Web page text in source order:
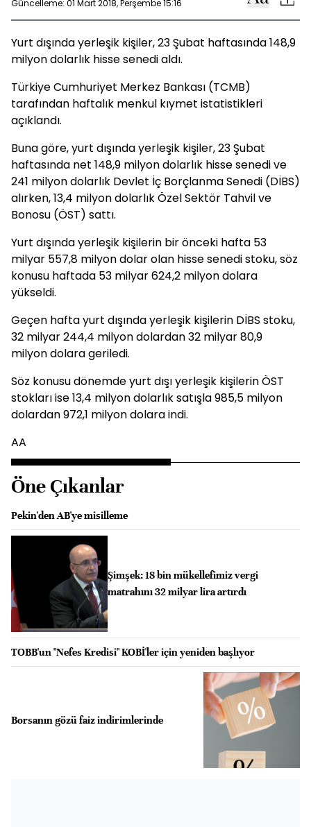
Güncelleme: 01 Mart 2018, Perşembe 15:16
Yurt dışında yerleşik kişiler, 23 Şubat haftasında 148,9
milyon dolarlık hisse senedi aldı.
Türkiye Cumhuriyet Merkez Bankası (TCMB)
tarafından haftalık menkul kıymet istatistikleri
açıklandı.
Buna göre, yurt dışında yerleşik kişiler, 23 Şubat
haftasında net 148,9 milyon dolarlık hisse senedi ve
241 milyon dolarlık Devlet İç Borçlanma Senedi (DİBS)
alırken, 13,4 milyon dolarlık Özel Sektör Tahvil ve
Bonosu (ÖST) sattı.
Yurt dışında yerleşik kişilerin bir önceki hafta 53
milyar 557,8 milyon dolar olan hisse senedi stoku, söz
konusu haftada 53 milyar 624,2 milyon dolara
yükseldi.
Geçen hafta yurt dışında yerleşik kişilerin DİBS stoku,
32 milyar 244,4 milyon dolardan 32 milyar 80,9
milyon dolara geriledi.
Söz konusu dönemde yurt dışı yerleşik kişilerin ÖST
stokları ise 13,4 milyon dolarlık satışla 985,5 milyon
dolardan 972,1 milyon dolara indi.
AA
Öne Çıkanlar
Pekin'den AB'ye misilleme
Şimşek: 18 bin mükellefimiz vergi
matrahını 32 milyar lira artırdı
TOBB'un "Nefes Kredisi" KOBİ'ler için yeniden başlıyor
Borsanın gözü faiz indirimlerinde